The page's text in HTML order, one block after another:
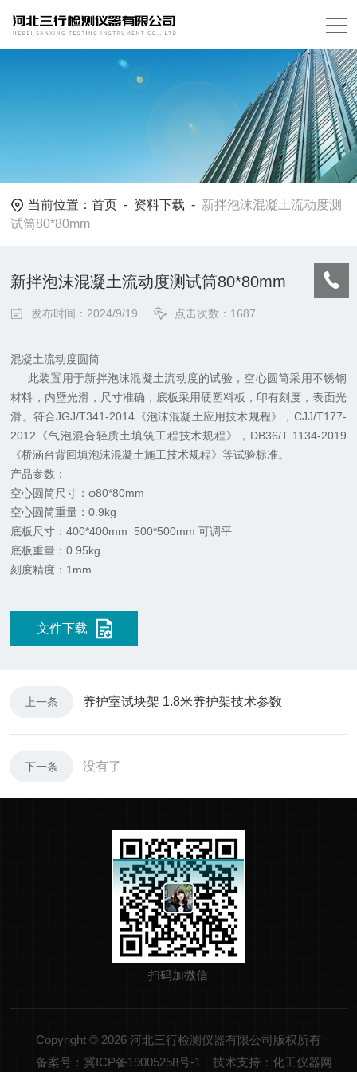
当前位置：首页 - 资料下载 - 新拌泡沫混凝土流动度测
试筒80*80mm
新拌泡沫混凝土流动度测试筒80*80mm
发布时间：2024/9/19 点击次数：1687
混凝土流动度圆筒
此装置用于新拌泡沫混凝土流动度的试验，空心圆筒采用不锈钢
材料，内壁光滑，尺寸准确，底板采用硬塑料板，印有刻度，表面光
滑。符合JGJ/T341-2014《泡沫混凝土应用技术规程》，CJJ/T177-
2012《气泡混合轻质土填筑工程技术规程》，DB36/T 1134-2019
《桥涵台背回填泡沫混凝土施工技术规程》等试验标准。
产品参数：
空心圆筒尺寸：φ80*80mm
空心圆筒重量：0.9kg
底板尺寸：400*400mm 500*500mm 可调平
底板重量：0.95kg
刻度精度：1mm
文件下载
上一条 养护室试块架 1.8米养护架技术参数
下一条 没有了
扫码加微信
Copyright © 2026 河北三行检测仪器有限公司版权所有
备案号：冀ICP备19005258号-1
技术支持：化工仪器网